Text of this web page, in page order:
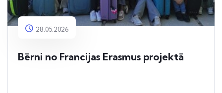
28.05.2026
Bērni no Francijas Erasmus projektā